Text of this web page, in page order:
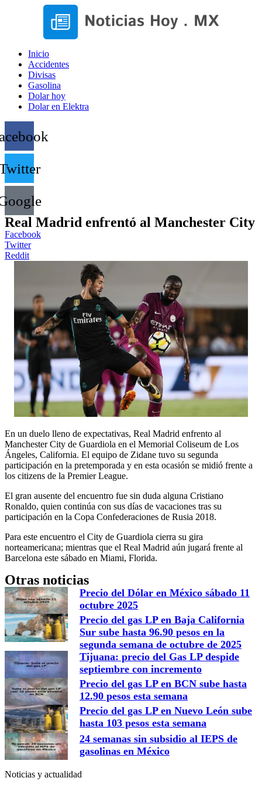
Inicio
Accidentes
Divisas
Gasolina
Dolar hoy
Dolar en Elektra
Real Madrid enfrentó al Manchester City
Facebook
Twitter
Reddit
En un duelo lleno de expectativas, Real Madrid enfrento al
Manchester City de Guardiola en el Memorial Coliseum de Los
Ángeles, California. El equipo de Zidane tuvo su segunda
participación en la pretemporada y en esta ocasión se midió frente a
los citizens de la Premier League.
El gran ausente del encuentro fue sin duda alguna Cristiano
Ronaldo, quien continúa con sus días de vacaciones tras su
participación en la Copa Confederaciones de Rusia 2018.
Para este encuentro el City de Guardiola cierra su gira
norteamericana; mientras que el Real Madrid aún jugará frente al
Barcelona este sábado en Miami, Florida.
Otras noticias
Precio del Dólar en México sábado 11
octubre 2025
Precio del gas LP en Baja California
Sur sube hasta 96.90 pesos en la
segunda semana de octubre de 2025
Tijuana: precio del Gas LP despide
septiembre con incremento
Precio del gas LP en BCN sube hasta
12.90 pesos esta semana
Precio del gas LP en Nuevo León sube
hasta 103 pesos esta semana
24 semanas sin subsidio al IEPS de
gasolinas en México
Noticias y actualidad